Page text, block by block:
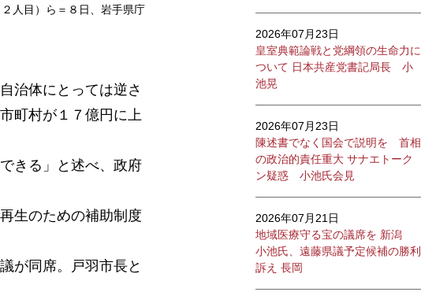
人目）ら＝８日、岩手県庁
治体にとっては逆さ
町村が１７億円に上
きる」と述べ、政府
生のための補助制度
が同席。戸羽市長と
2026年07月23日
皇室典範論戦と党綱領の生命力に
ついて 日本共産党書記局長 小
池晃
2026年07月23日
陳述書でなく国会で説明を 首相
の政治的責任重大 サナエトーク
ン疑惑 小池氏会見
2026年07月21日
地域医療守る宝の議席を 新潟
小池氏、遠藤県議予定候補の勝利
訴え 長岡